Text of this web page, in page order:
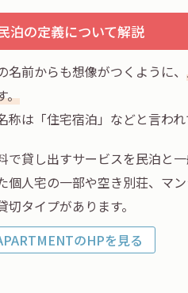
泊の定義について解説
名前からも想像がつくように、
。
称は「住宅宿泊」などと言わ
で貸し出すサービスを民泊と
個人宅の一部や空き別荘、マ
切タイプがあります。
のHPを見る